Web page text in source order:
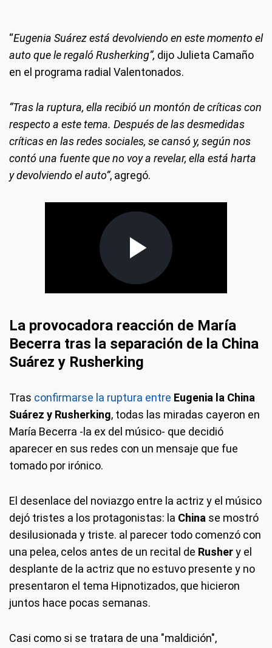
“Eugenia Suárez está devolviendo en este momento el
auto que le regaló Rusherking”, dijo Julieta Camaño
en el programa radial Valentonados.
“Tras la ruptura, ella recibió un montón de críticas con
respecto a este tema. Después de las desmedidas
críticas en las redes sociales, se cansó y, según nos
contó una fuente que no voy a revelar, ella está harta
y devolviendo el auto”, agregó.
La provocadora reacción de María
Becerra tras la separación de la China
Suárez y Rusherking
Tras confirmarse la ruptura entre Eugenia la China
Suárez y Rusherking, todas las miradas cayeron en
María Becerra -la ex del músico- que decidió
aparecer en sus redes con un mensaje que fue
tomado por irónico.
El desenlace del noviazgo entre la actriz y el músico
dejó tristes a los protagonistas: la China se mostró
desilusionada y triste. al parecer todo comenzó con
una pelea, celos antes de un recital de Rushery el
desplante de la actriz que no estuvo presente y no
presentaron el tema Hipnotizados, que hicieron
juntos hace pocas semanas.
Casi como si se tratara de una "maldición",